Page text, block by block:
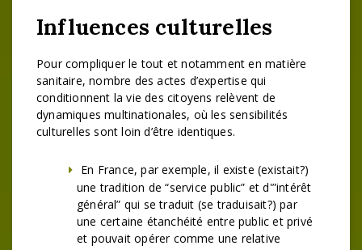
Influences culturelles
Pour compliquer le tout et notamment en matière
sanitaire, nombre des actes d’expertise qui
conditionnent la vie des citoyens relèvent de
dynamiques multinationales, où les sensibilités
culturelles sont loin d’être identiques.
En France, par exemple, il existe (existait?)
une tradition de “service public” et d'”intérêt
général” qui se traduit (se traduisait?) par
une certaine étanchéité entre public et privé
et pouvait opérer comme une relative